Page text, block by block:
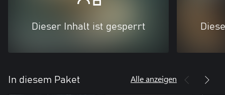
Dieser Inhalt ist gesperrt
In diesem Paket Alle anzeigen